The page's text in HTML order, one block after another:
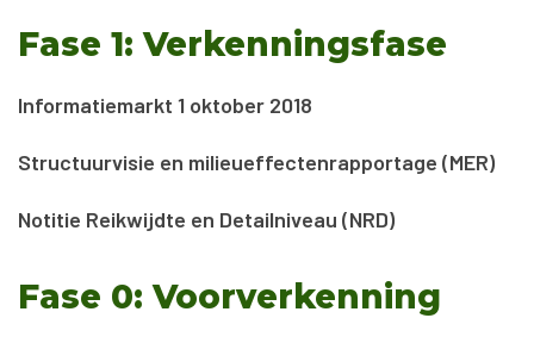
Fase 1: Verkenningsfase
Informatiemarkt 1 oktober 2018
Structuurvisie en milieueffectenrapportage (MER)
Notitie Reikwijdte en Detailniveau (NRD)
Fase 0: Voorverkenning